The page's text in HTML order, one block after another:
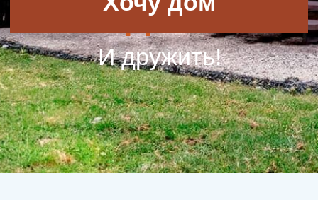
ДОМА,
КОТОРЫЕ
ИЩУТ СВОЮ
СЕМЬЮ.